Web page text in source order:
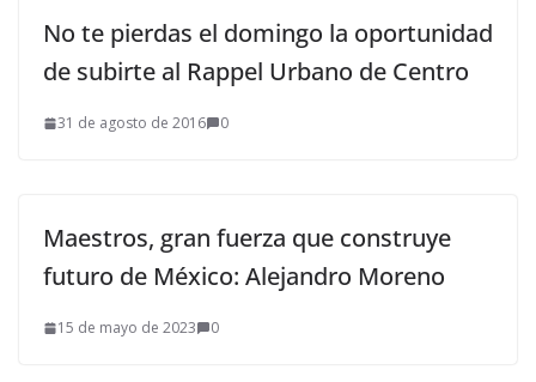
No te pierdas el domingo la oportunidad
de subirte al Rappel Urbano de Centro
31 de agosto de 2016 0
Maestros, gran fuerza que construye
futuro de México: Alejandro Moreno
15 de mayo de 2023 0